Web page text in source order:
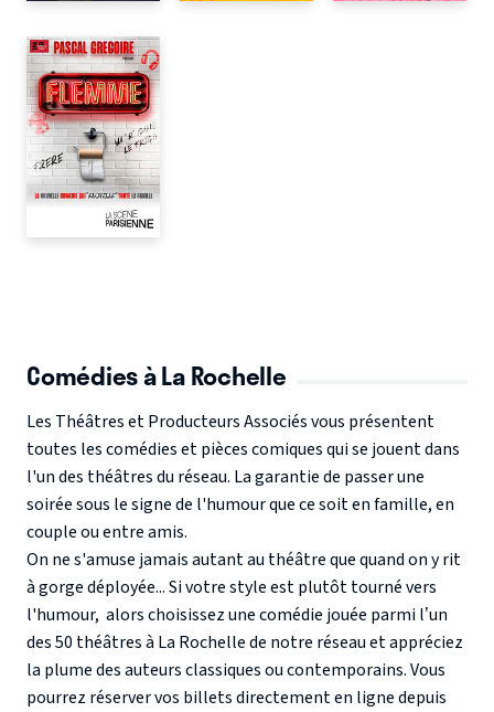
Comédies à La Rochelle
Les Théâtres et Producteurs Associés vous présentent
toutes les comédies et pièces comiques qui se jouent dans
l'un des théâtres du réseau. La garantie de passer une
soirée sous le signe de l'humour que ce soit en famille, en
couple ou entre amis.
On ne s'amuse jamais autant au théâtre que quand on y rit
à gorge déployée... Si votre style est plutôt tourné vers
l'humour, alors choisissez une comédie jouée parmi l’un
des 50 théâtres à La Rochelle de notre réseau et appréciez
la plume des auteurs classiques ou contemporains. Vous
pourrez réserver vos billets directement en ligne depuis